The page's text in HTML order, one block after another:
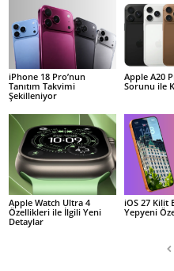
iPhone 18 Pro’nun
Tanıtım Takvimi
Şekilleniyor
Apple A20
Sorunu ile
Apple Watch Ultra 4
Özellikleri ile İlgili Yeni
Detaylar
iOS 27 Kilit
Yepyeni